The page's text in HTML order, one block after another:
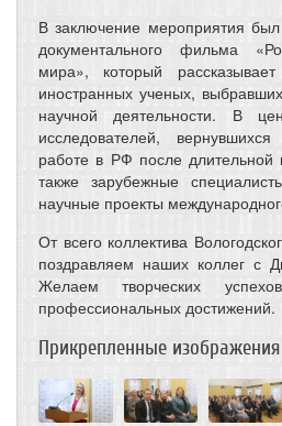
В заключение мероприятия
документального фильма
мира», который
иностранных ученых,
научной деятельности. В
исследователей,
работе в РФ после
также зарубежные
научные проекты
От всего коллектива
поздравляем наших коллег с
Желаем творческих
профессиональных достижений.
Прикрепленные изображения